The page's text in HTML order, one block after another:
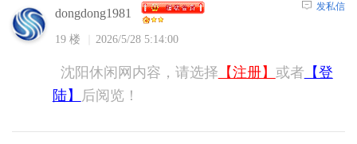
dongdong1981
19 楼 2026/5/28 5:14:00
发私信
沈阳休闲网内容，请选择 【注册】 或者 【登
陆】
后阅览！